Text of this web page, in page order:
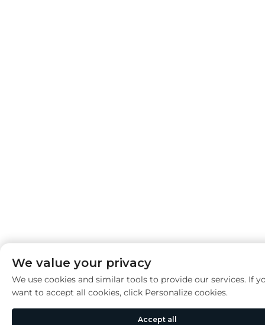
We value your privacy
We use cookies and similar tools to provide our services. If
want to accept all cookies, click Personalize cookies.
Accept all